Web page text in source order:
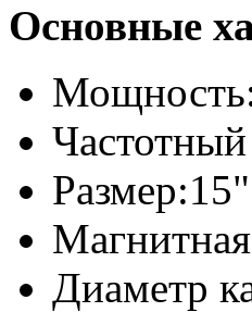
Основные
Размер:15"
Диаметр